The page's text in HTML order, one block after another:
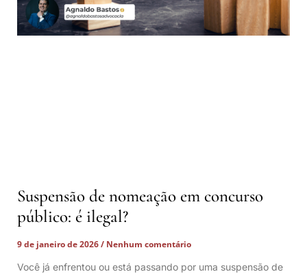
Suspensão de nomeação em concurso
público: é ilegal?
9 de janeiro de 2026
Nenhum comentário
Você já enfrentou ou está passando por uma suspensão de